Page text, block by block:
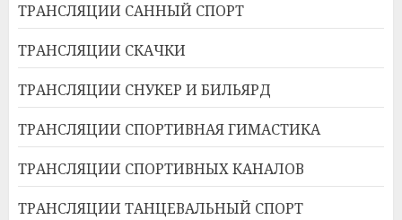
ТРАНСЛЯЦИИ САННЫЙ СПОРТ
ТРАНСЛЯЦИИ СКАЧКИ
ТРАНСЛЯЦИИ СНУКЕР И БИЛЬЯРД
ТРАНСЛЯЦИИ СПОРТИВНАЯ ГИМАСТИКА
ТРАНСЛЯЦИИ СПОРТИВНЫХ КАНАЛОВ
ТРАНСЛЯЦИИ ТАНЦЕВАЛЬНЫЙ СПОРТ